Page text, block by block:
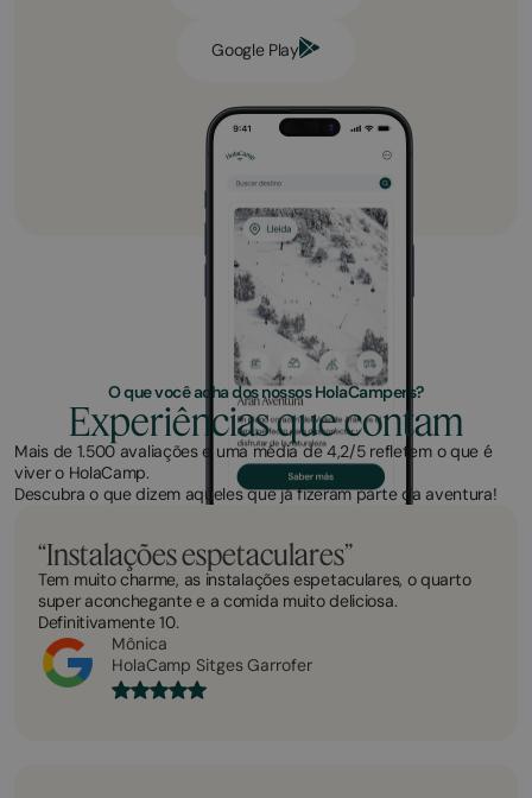
Google Play
O que você acha dos nossos HolaCampers?
Experiências que contam
Mais de 1.500 avaliações e uma média de 4,2/5 refletem o que é
viver o HolaCamp.
Descubra o que dizem aqueles que já fizeram parte da aventura!
“Instalações espetaculares”
Tem muito charme, as instalações espetaculares, o quarto
super aconchegante e a comida muito deliciosa.
Definitivamente 10.
Mônica
HolaCamp Sitges Garrofer